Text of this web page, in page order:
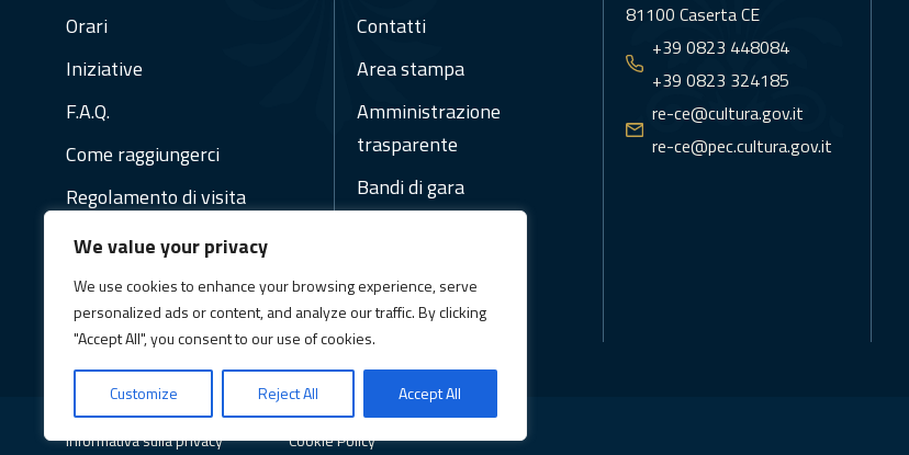
We value your privacy
We use cookies to enhance your browsing experience, serve
personalized ads or content, and analyze our traffic. By clicking
"Accept All", you consent to our use of cookies.
Customize Reject All Accept All
Orari
Iniziative
F.A.Q.
Come raggiungerci
Regolamento di visita
Contatti
Area stampa
Amministrazione
trasparente
Bandi di gara
Newsletter
81100 Caserta CE
+39 0823 448084
+39 0823 324185
re-ce@cultura.gov.it
re-ce@pec.cultura.gov.it
Informativa sulla privacy Cookie Policy